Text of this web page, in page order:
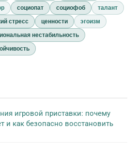
социопат социофоб
талант
стресс ценности
эгоизм
нестабильность
игровой приставки: почему
и как безопасно восстановить